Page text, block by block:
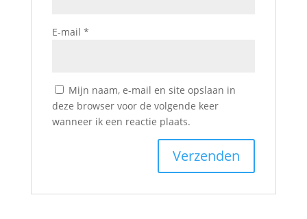
E-mail *
Mijn naam, e-mail en site opslaan in
deze browser voor de volgende keer
wanneer ik een reactie plaats.